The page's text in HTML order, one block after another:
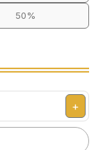
50%
+